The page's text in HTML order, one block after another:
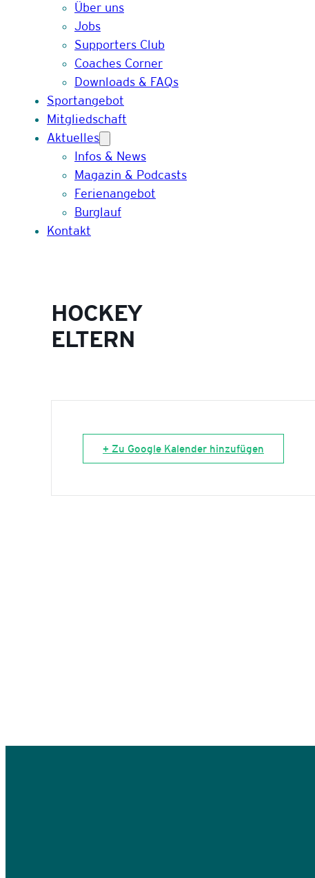
Über uns
Jobs
Supporters Club
Coaches Corner
Downloads & FAQs
Sportangebot
Mitgliedschaft
Aktuelles
Infos & News
Magazin & Podcasts
Ferienangebot
Burglauf
Kontakt
HOCKEY
ELTERN
+ Zu Google Kalender hinzufügen